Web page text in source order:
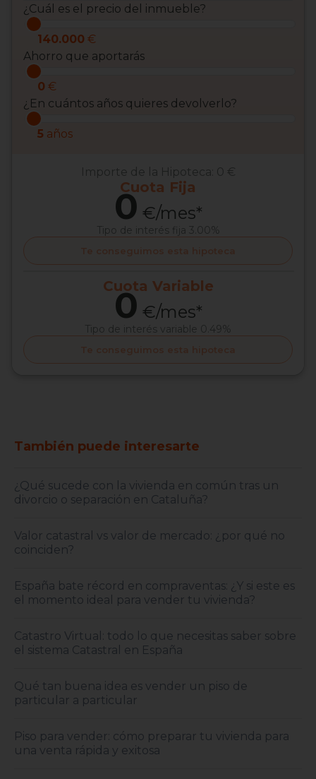
¿Cuál es el precio del inmueble?
140.000 €
Ahorro que aportarás
0 €
¿En cuántos años quieres devolverlo?
5 años
Importe de la Hipoteca: 0 €
Cuota Fija
0 €/mes*
Tipo de interés fija 3.00%
Te conseguimos esta hipoteca
Cuota Variable
0 €/mes*
Tipo de interés variable 0.49%
Te conseguimos esta hipoteca
También puede interesarte
¿Qué sucede con la vivienda en común tras un
divorcio o separación en Cataluña?
Valor catastral vs valor de mercado: ¿por qué no
coinciden?
España bate récord en compraventas: ¿Y si este es
el momento ideal para vender tu vivienda?
Catastro Virtual: todo lo que necesitas saber sobre
el sistema Catastral en España
Qué tan buena idea es vender un piso de
particular a particular
Piso para vender: cómo preparar tu vivienda para
una venta rápida y exitosa